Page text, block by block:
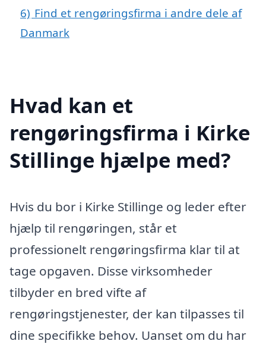
6) Find et rengøringsfirma i andre dele af
Danmark
Hvad kan et
rengøringsfirma i Kirke
Stillinge hjælpe med?
Hvis du bor i Kirke Stillinge og leder efter
hjælp til rengøringen, står et
professionelt rengøringsfirma klar til at
tage opgaven. Disse virksomheder
tilbyder en bred vifte af
rengøringstjenester, der kan tilpasses til
dine specifikke behov. Uanset om du har